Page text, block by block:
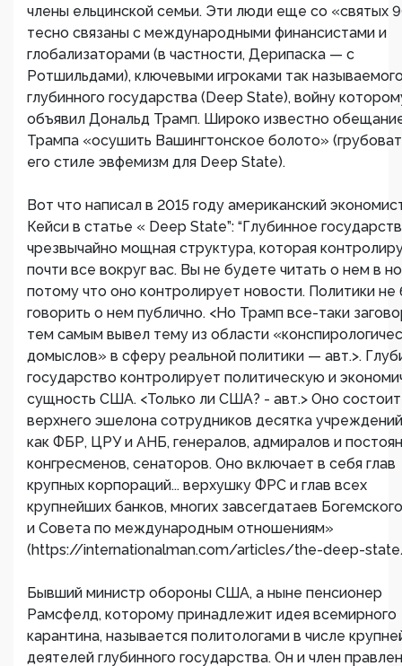
члены ельцинской семьи. Эти люди еще со «святых
тесно связаны с международными финансистами и
глобализаторами (в частности, Дерипаска — с
Ротшильдами), ключевыми игроками так
глубинного государства (Deep State), войну
объявил Дональд Трамп. Широко известно
Трампа «осушить Вашингтонское болото»
его стиле эвфемизм для Deep State).
Вот что написал в 2015 году американский
Кейси в статье « Deep State”: “Глубинное
чрезвычайно мощная структура, которая
почти все вокруг вас. Вы не будете читать о нем в
потому что оно контролирует новости. Политики не
говорить о нем публично. <Но Трамп все-таки
тем самым вывел тему из области
домыслов» в сферу реальной политики — авт.>.
государство контролирует политическую и
сущность США. <Только ли США? - авт.> Оно состоит
верхнего эшелона сотрудников десятка
как ФБР, ЦРУ и АНБ, генералов, адмиралов и
конгресменов, сенаторов. Оно включает в себя глав
крупных корпораций... верхушку ФРС и глав всех
крупнейших банков, многих завсегдатаев
и Совета по международным отношениям»
(https://internationalman.com/articles/the-deep-
Бывший министр обороны США, а ныне пенсионер
Рамсфелд, которому принадлежит идея всемирного
карантина, называется политологами в числе
деятелей глубинного государства. Он и член